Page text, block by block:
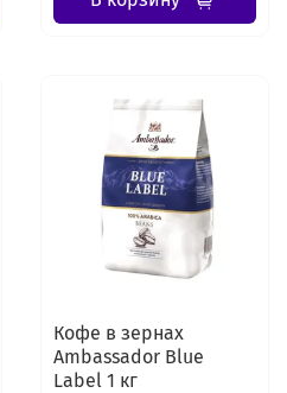
Кофе в зернах
Ambassador Blue
Label 1 кг